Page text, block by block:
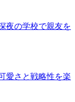
夜の学校で親友を
愛さと戦略性を楽